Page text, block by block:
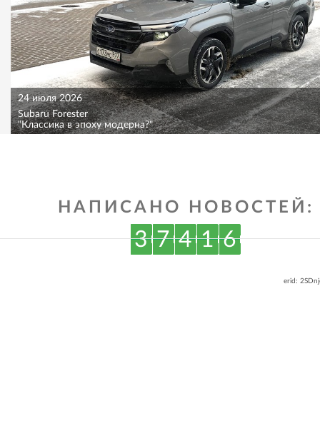
24 июля 2026
Subaru Forester
"Классика в эпоху модерна?"
НАПИСАНО НОВОСТЕЙ:
3 7 4 1 6
erid: